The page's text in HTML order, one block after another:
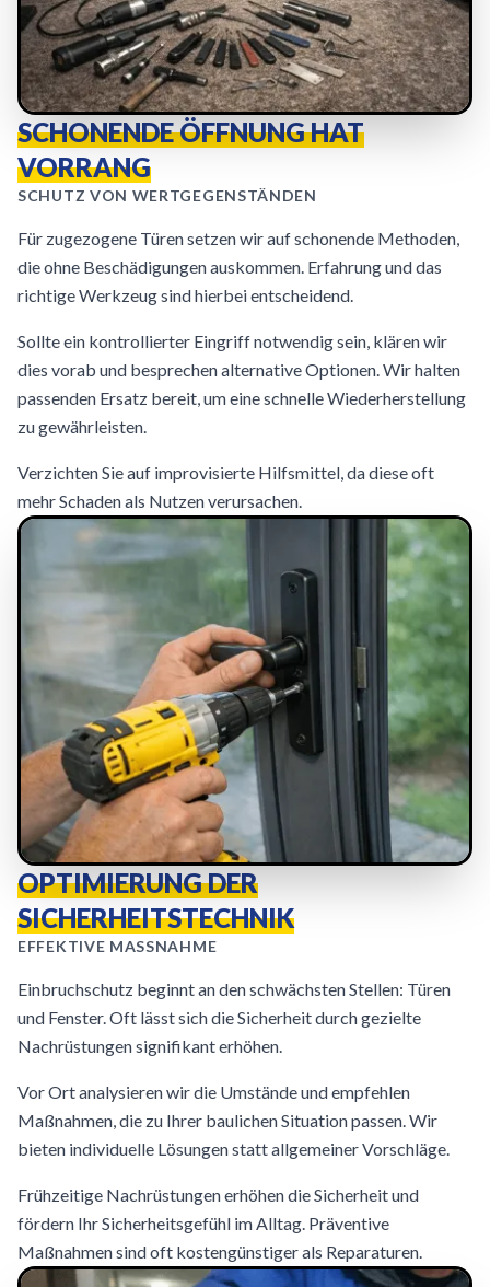
SCHONENDE ÖFFNUNG HAT
VORRANG
SCHUTZ VON WERTGEGENSTÄNDEN
Für zugezogene Türen setzen wir auf schonende Methoden,
die ohne Beschädigungen auskommen. Erfahrung und das
richtige Werkzeug sind hierbei entscheidend.
Sollte ein kontrollierter Eingriff notwendig sein, klären wir
dies vorab und besprechen alternative Optionen. Wir halten
passenden Ersatz bereit, um eine schnelle Wiederherstellung
zu gewährleisten.
Verzichten Sie auf improvisierte Hilfsmittel, da diese oft
mehr Schaden als Nutzen verursachen.
OPTIMIERUNG DER
SICHERHEITSTECHNIK
EFFEKTIVE MASSNAHME
Einbruchschutz beginnt an den schwächsten Stellen: Türen
und Fenster. Oft lässt sich die Sicherheit durch gezielte
Nachrüstungen signifikant erhöhen.
Vor Ort analysieren wir die Umstände und empfehlen
Maßnahmen, die zu Ihrer baulichen Situation passen. Wir
bieten individuelle Lösungen statt allgemeiner Vorschläge.
Frühzeitige Nachrüstungen erhöhen die Sicherheit und
fördern Ihr Sicherheitsgefühl im Alltag. Präventive
Maßnahmen sind oft kostengünstiger als Reparaturen.